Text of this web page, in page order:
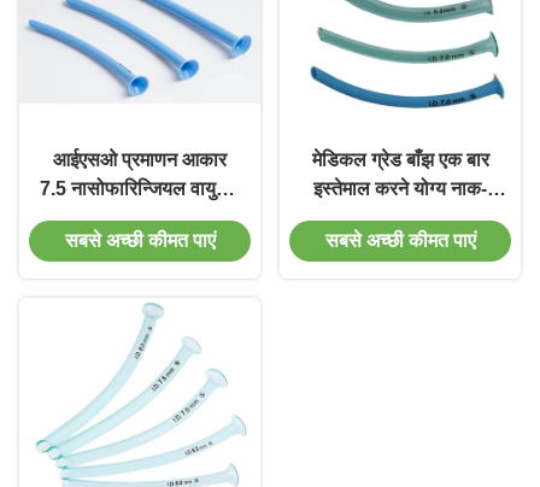
आईएसओ प्रमाणन आकार
7.5 नासोफारिन्जियल वायुमार्ग
ट्यूब डिस्पोजेबल चिकित्सा
उपभोग्य सामग्रियां
सबसे अच्छी कीमत पाएं
मेडिकल ग्रेड बाँझ एक बार
इस्तेमाल करने योग्य नाक-
पित्ताशय वायुमार्ग ट्यूब आकार
3.5 नीला रंग
सबसे अच्छी कीमत पाएं